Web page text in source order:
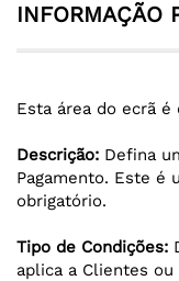
INFORMAÇÃO
Esta área do ecrã
Descrição: Defina
Pagamento. Este é
obrigatório.
Tipo de Condições:
aplica a Clientes